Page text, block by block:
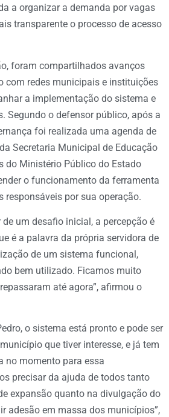
a organizar a demanda por vagas
transparente o processo de acesso
foram compartilhados avanços
com redes municipais e instituições
a implementação do sistema e
Segundo o defensor público, após a
foi realizada uma agenda de
Secretaria Municipal de Educação
do Ministério Público do Estado
o funcionamento da ferramenta
responsáveis por sua operação.
de um desafio inicial, a percepção é
é a palavra da própria servidora de
de um sistema funcional,
bem utilizado. Ficamos muito
até agora”, afirmou o
o sistema está pronto e pode ser
que tiver interesse, e já tem
no momento para essa
precisar da ajuda de todos tanto
expansão quanto na divulgação do
adesão em massa dos municípios”,